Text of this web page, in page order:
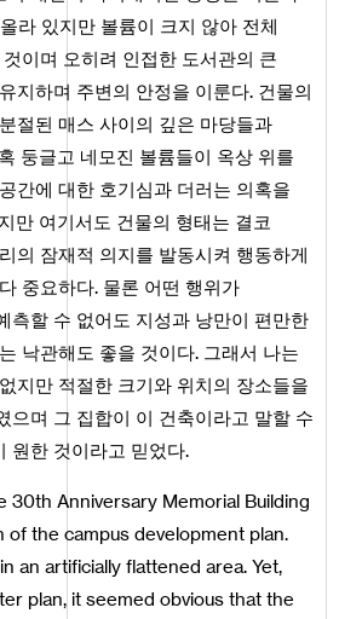
라 있지만 볼륨이 크지 않아 전체
이며 오히려 인접한 도서관의 큰
지하며 주변의 안정을 이룬다. 건물의
절된 매스 사이의 깊은 마당들과
둥글고 네모진 볼륨들이 옥상 위를
간에 대한 호기심과 더러는 의혹을
만 여기서도 건물의 형태는 결코
의 잠재적 의지를 발동시켜 행동하게
중요하다. 물론 어떤 행위가
측할 수 없어도 지성과 낭만이 편만한
낙관해도 좋을 것이다. 그래서 나는
지만 적절한 크기와 위치의 장소들을
으며 그 집합이 이 건축이라고 말할 수
원한 것이라고 믿었다.
30th Anniversary Memorial Building
of the campus development plan.
an artificially flattened area. Yet,
plan, it seemed obvious that the